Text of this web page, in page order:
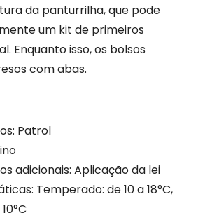
da panturrilha, que pode
um kit de primeiros
Enquanto isso, os bolsos
com abas.
Patrol
adicionais: Aplicação da lei
Temperado: de 10 a 18°C,